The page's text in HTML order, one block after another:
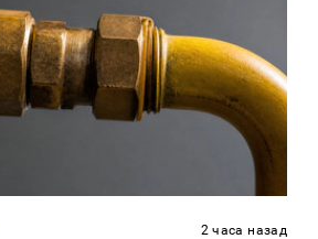
2 часа назад